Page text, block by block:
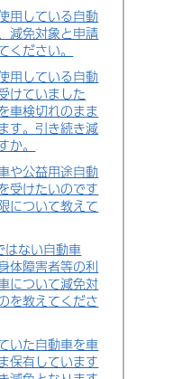
用している自動
減免対象と申請
ください。
用している自動
けていました
車検切れのまま
す。引き続き減
か。
や公益用途自動
受けたいのです
について教えて
はない自動車
体障害者等の利
について減免対
を教えてくださ
いた自動車を車
保有しています